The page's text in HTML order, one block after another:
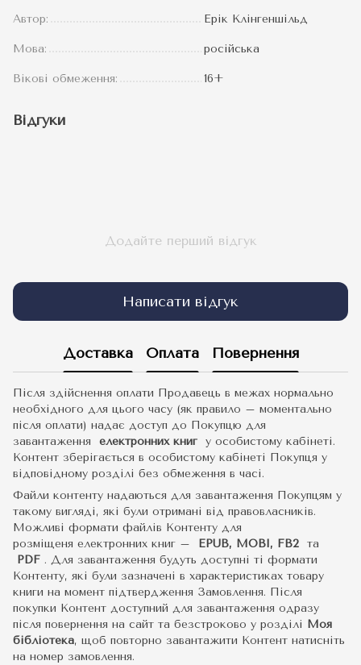
Автор: Ерік Клінгеншільд
Мова: російська
Вікові обмеження: 16+
Відгуки
Додайте перший відгук
Написати відгук
Доставка Оплата Повернення
Після здійснення оплати Продавець в межах нормально
необхідного для цього часу (як правило – моментально
після оплати) надає доступ до Покупцю для
завантаження електронних книг у особистому кабінеті.
Контент зберігається в особистому кабінеті Покупця у
відповідному розділі без обмеження в часі.
Файли контенту надаються для завантаження Покупцям у
такому вигляді, які були отримані від правовласників.
Можливі формати файлів Контенту для
розміщеня електронних книг –
EPUB, MOBI, FB2 та
PDF . Для завантаження будуть доступні ті формати
Контенту, які були зазначені в характеристиках товару
книги на момент підтвердження Замовлення. Після
покупки Контент доступний для завантаження одразу
після повернення на сайт та безстроково у розділі Моя
бібліотека, щоб повторно завантажити Контент натисніть
на номер замовлення.